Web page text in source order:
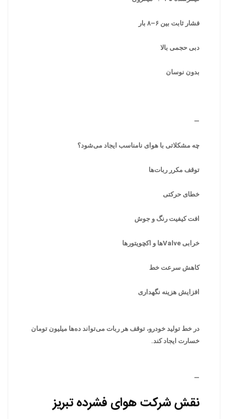
فشار ثابت بین ۶–۸ بار
دبی حجمی بالا
بدون نوسان
—
چه مشکلاتی با هوای نامناسب ایجاد می‌شود؟
توقف مکرر ربات‌ها
خطای حرکتی
افت کیفیت رنگ و جوش
خرابی Valveها و اکچویتورها
کاهش سرعت خط
افزایش هزینه نگهداری
در خط تولید خودرو، توقف هر ربات می‌تواند ده‌ها میلیون تومان
خسارت ایجاد کند.
—
نقش شرکت هوای فشرده تبریز